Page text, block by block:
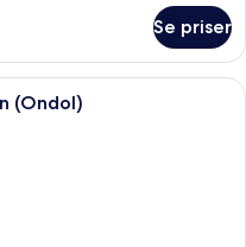
Se priser
hotellrum med ett skrivbord i trä,
(Ondol)